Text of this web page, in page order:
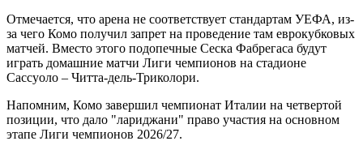
Отмечается, что арена не соответствует стандартам УЕФА, из-
за чего Комо получил запрет на проведение там еврокубковых
матчей. Вместо этого подопечные Сеска Фабрегаса будут
играть домашние матчи Лиги чемпионов на стадионе
Сассуоло – Читта-дель-Триколори.
Напомним, Комо завершил чемпионат Италии на четвертой
позиции, что дало "лариджани" право участия на основном
этапе Лиги чемпионов 2026/27.